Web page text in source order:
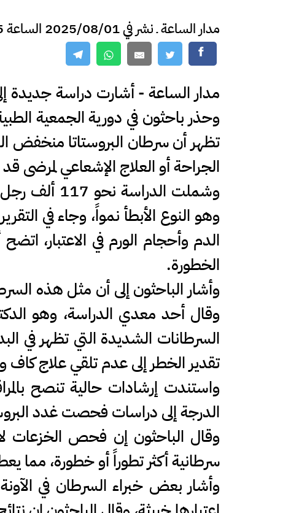
مدار الساعة ـ نشر في 2025/08/01 الساعة 15:25
مدار الساعة - أشارت دراسة جديدة
وحذر باحثون في دورية الجمعية
تظهر أن سرطان البروستاتا منخفض
الجراحة أو العلاج الإشعاعي لمرضى
وشملت
وهو النوع الأبطأ نمواً، وجاء في
الدم وأحجام الورم في الاعتبار،
الخطورة.
وأشار الباحثون إلى أن مثل هذه
وقال أحد معدي الدراسة، وهو
السرطانات الشديدة التي تظهر في
تقدير الخطر إلى عدم تلقي علاج كاف
واستندت إرشادات حالية تنصح
الدرجة إلى دراسات فحصت غدد
وقال الباحثون إن فحص الخزعات
سرطانية أكثر تطوراً أو خطورة، مما
وأشار بعض خبراء السرطان في الآونة